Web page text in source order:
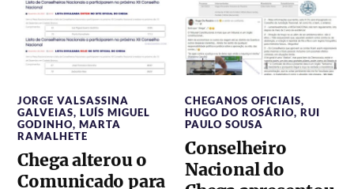
JORGE VALSASSINA
GALVEIAS,LUÍS MIGUEL
GODINHO,MARTA
RAMALHETE
Chega alterou o
Comunicado para
CHEGANOS OFICIAIS,
HUGO DO ROSÁRIO,RUI
PAULO SOUSA
Conselheiro
Nacional do